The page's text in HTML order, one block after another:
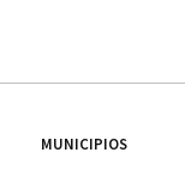
MUNICIPIOS